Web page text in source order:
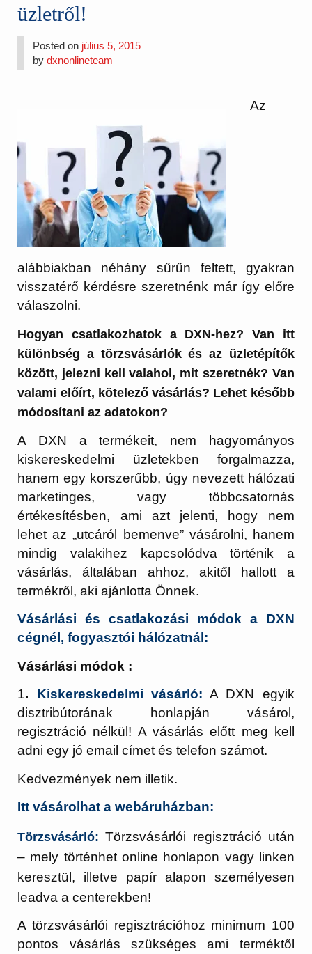
üzletről!
Posted on július 5, 2015
bydxnonlineteam
Az
alábbiakban néhány sűrűn feltett, gyakran
visszatérő kérdésre szeretnénk már így előre
válaszolni.
Hogyan csatlakozhatok a DXN-hez? Van itt
különbség a törzsvásárlók és az üzletépítők
között, jelezni kell valahol, mit szeretnék? Van
valami előírt, kötelező vásárlás? Lehet később
módosítani az adatokon?
A DXN a termékeit, nem hagyományos
kiskereskedelmi üzletekben forgalmazza,
hanem egy korszerűbb, úgy nevezett hálózati
marketinges, vagy többcsatornás
értékesítésben, ami azt jelenti, hogy nem
lehet az „utcáról bemenve” vásárolni, hanem
mindig valakihez kapcsolódva történik a
vásárlás, általában ahhoz, akitől hallott a
termékről, aki ajánlotta Önnek.
Vásárlási és csatlakozási módok a DXN
cégnél, fogyasztói hálózatnál:
Vásárlási módok :
1. Kiskereskedelmi vásárló: A DXN egyik
disztribútorának honlapján vásárol,
regisztráció nélkül! A vásárlás előtt meg kell
adni egy jó email címet és telefon számot.
Kedvezmények nem illetik.
Itt vásárolhat a webáruházban:
Törzsvásárló: Törzsvásárlói regisztráció után
– mely történhet online honlapon vagy linken
keresztül, illetve papír alapon személyesen
leadva a centerekben!
A törzsvásárlói regisztrációhoz minimum 100
pontos vásárlás szükséges ami terméktől